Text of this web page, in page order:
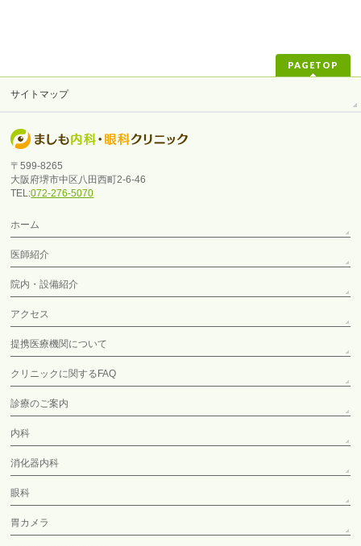
PAGETOP
サイトマップ
〒599-8265
大阪府堺市中区八田西町2-6-46
TEL:072-276-5070
ホーム
医師紹介
院内・設備紹介
アクセス
提携医療機関について
クリニックに関するFAQ
診療のご案内
内科
消化器内科
眼科
胃カメラ